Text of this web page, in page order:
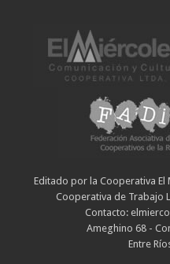
Editado por la Cooperativa El
Cooperativa de Trabajo
Contacto:
Ameghino 68 -
Entre